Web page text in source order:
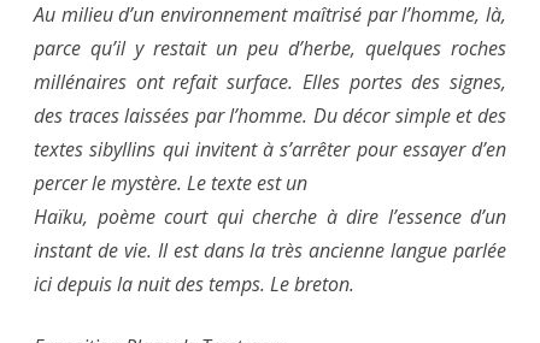
Au milieu d’un environnement maîtrisé par l’homme, là,
parce qu’il y restait un peu d’herbe, quelques roches
millénaires ont refait surface. Elles portes des signes,
des traces laissées par l’homme. Du décor simple et des
textes sibyllins qui invitent à s’arrêter pour essayer d’en
percer le mystère. Le texte est un
Haïku, poème court qui cherche à dire l’essence d’un
instant de vie. Il est dans la très ancienne langue parlée
ici depuis la nuit des temps. Le breton.